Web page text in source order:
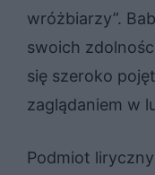
wróżbiarzy”.
swoich
się szeroko
zaglądaniem w
Podmiot